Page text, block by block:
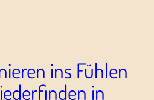
ins Fühlen
in